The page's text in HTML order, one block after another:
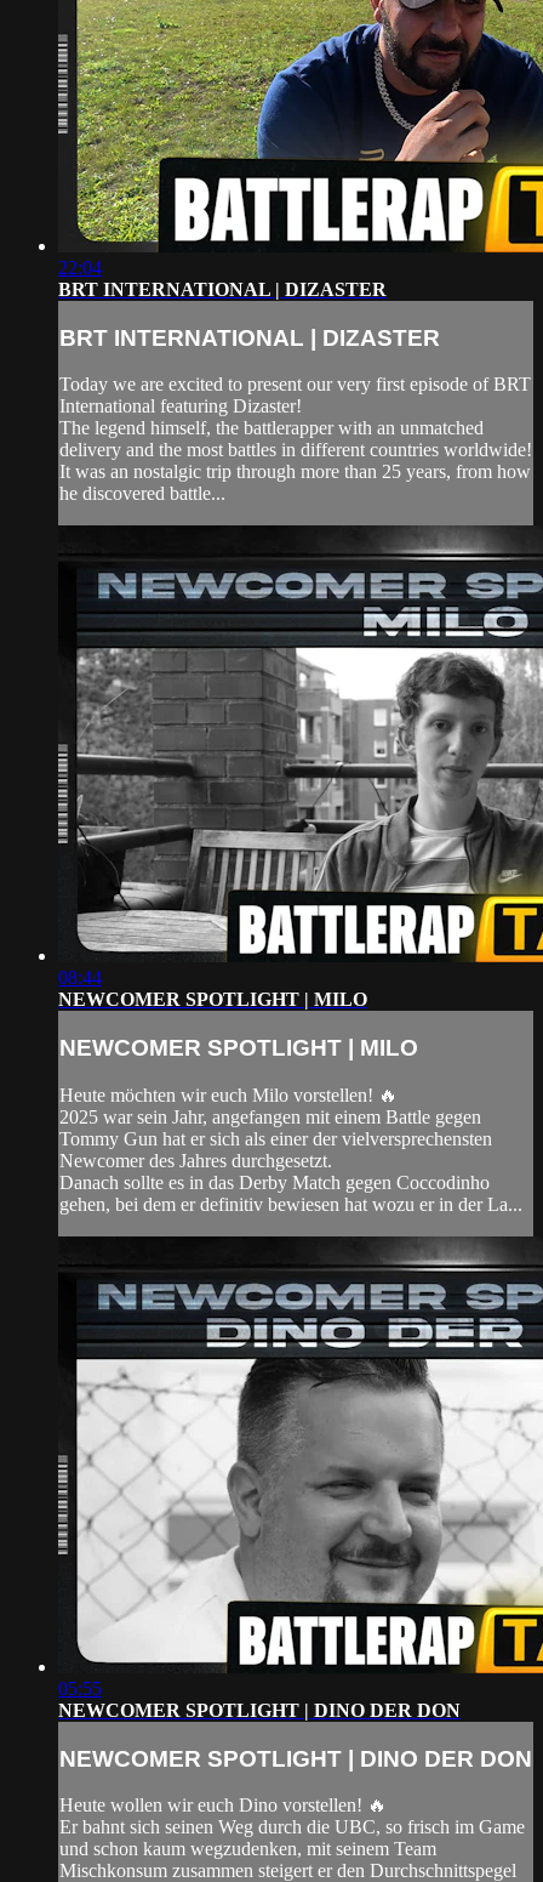
22:04
BRT INTERNATIONAL | DIZASTER
BRT INTERNATIONAL | DIZASTER
Today we are excited to present our very first episode of BRT
International featuring Dizaster!
The legend himself, the battlerapper with an unmatched
delivery and the most battles in different countries worldwide!
It was an nostalgic trip through more than 25 years, from how
he discovered battle...
08:44
NEWCOMER SPOTLIGHT | MILO
NEWCOMER SPOTLIGHT | MILO
Heute möchten wir euch Milo vorstellen! 🔥
2025 war sein Jahr, angefangen mit einem Battle gegen
Tommy Gun hat er sich als einer der vielversprechensten
Newcomer des Jahres durchgesetzt.
Danach sollte es in das Derby Match gegen Coccodinho
gehen, bei dem er definitiv bewiesen hat wozu er in der La...
05:55
NEWCOMER SPOTLIGHT | DINO DER DON
NEWCOMER SPOTLIGHT | DINO DER DON
Heute wollen wir euch Dino vorstellen! 🔥
Er bahnt sich seinen Weg durch die UBC, so frisch im Game
und schon kaum wegzudenken, mit seinem Team
Mischkonsum zusammen steigert er den Durchschnittspegel